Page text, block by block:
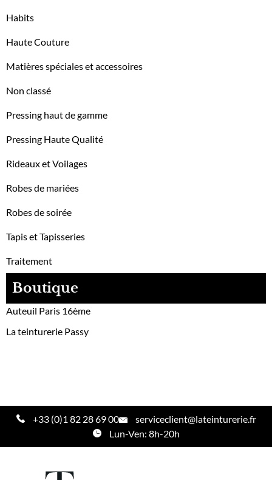
Habits
Haute Couture
Matières spéciales et accessoires
Non classé
Pressing haut de gamme
Pressing Haute Qualité
Rideaux et Voilages
Robes de mariées
Robes de soirée
Tapis et Tapisseries
Traitement
Boutique
Auteuil Paris 16ème
La teinturerie Passy
+33 (0)1 82 28 69 00
serviceclient@lateinturerie.fr
Lun-Ven: 8h-20h